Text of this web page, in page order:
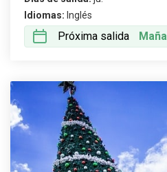
Idiomas: Inglés
Próxima salida